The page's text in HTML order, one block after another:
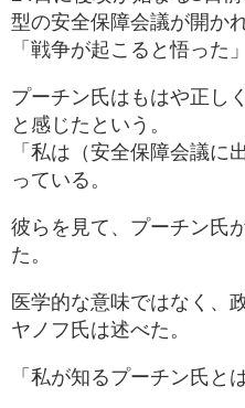
型の安全保障会議が開か
「戦争が起こると悟った」
プーチン氏はもはや正し
と感じたという。
「私は（安全保障会議に
っている。
彼らを見て、プーチン氏
た。
医学的な意味ではなく、
ヤノフ氏は述べた。
「私が知るプーチン氏と